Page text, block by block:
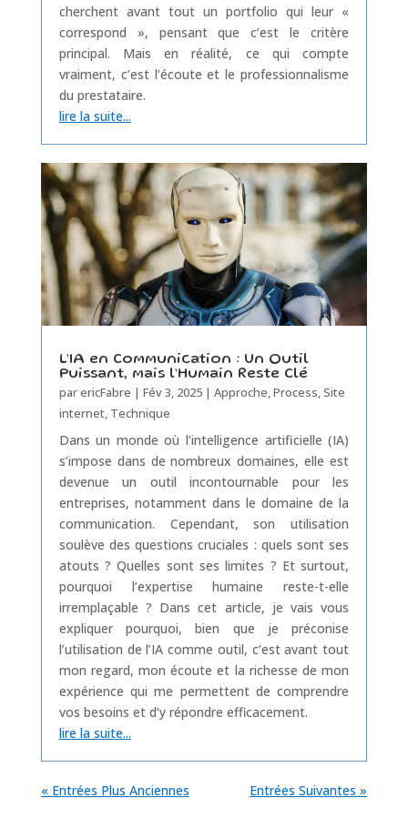
cherchent avant tout un portfolio qui leur «
correspond », pensant que c’est le critère
principal. Mais en réalité, ce qui compte
vraiment, c’est l’écoute et le professionnalisme
du prestataire.
lire la suite...
L’IA en Communication : Un Outil
Puissant, mais l’Humain Reste Clé
parericFabre | Fév 3, 2025| Approche,Process,Site
internet, Technique
Dans un monde où l’intelligence artificielle (IA)
s’impose dans de nombreux domaines, elle est
devenue un outil incontournable pour les
entreprises, notamment dans le domaine de la
communication. Cependant, son utilisation
soulève des questions cruciales : quels sont ses
atouts ? Quelles sont ses limites ? Et surtout,
pourquoi l’expertise humaine reste-t-elle
irremplaçable ? Dans cet article, je vais vous
expliquer pourquoi, bien que je préconise
l’utilisation de l’IA comme outil, c’est avant tout
mon regard, mon écoute et la richesse de mon
expérience qui me permettent de comprendre
vos besoins et d’y répondre efficacement.
lire la suite...
« Entrées Plus Anciennes Entrées Suivantes »